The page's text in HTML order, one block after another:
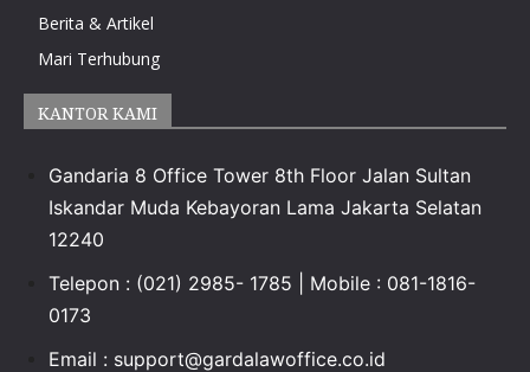
Berita & Artikel
Mari Terhubung
KANTOR KAMI
Gandaria 8 Office Tower 8th Floor Jalan Sultan
Iskandar Muda Kebayoran Lama Jakarta Selatan
12240
Telepon : (021) 2985- 1785 | Mobile : 081-1816-
0173
Email : support@gardalawoffice.co.id